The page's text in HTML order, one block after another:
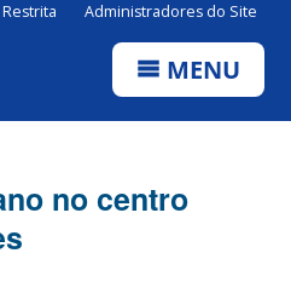
Administradores do Site
MENU
no centro